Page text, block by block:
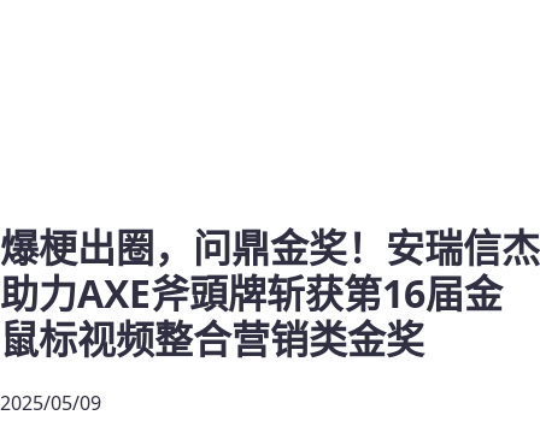
爆梗出圈，问鼎金奖！安瑞信杰
助力AXE斧頭牌斩获第16届金
鼠标视频整合营销类金奖
2025/05/09